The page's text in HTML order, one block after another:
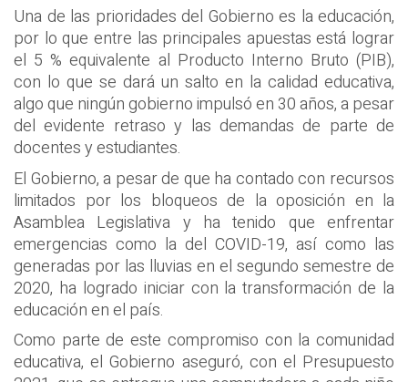
Una de las prioridades del Gobierno es la educación,
por lo que entre las principales apuestas está lograr
el 5 % equivalente al Producto Interno Bruto (PIB),
con lo que se dará un salto en la calidad educativa,
algo que ningún gobierno impulsó en 30 años, a pesar
del evidente retraso y las demandas de parte de
docentes y estudiantes.
El Gobierno, a pesar de que ha contado con recursos
limitados por los bloqueos de la oposición en la
Asamblea Legislativa y ha tenido que enfrentar
emergencias como la del COVID-19, así como las
generadas por las lluvias en el segundo semestre de
2020, ha logrado iniciar con la transformación de la
educación en el país.
Como parte de este compromiso con la comunidad
educativa, el Gobierno aseguró, con el Presupuesto